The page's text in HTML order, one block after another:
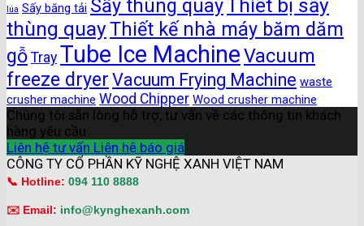
lúa Sấy băng tải Sấy thùng quayThiết bị sấy
thùng quayThiết kế nhà máy băm dăm
gỗ Tray Tube Ice MachineVacuum
freeze dryer Vacuum Frying Machine waste
crusher machine Wood Chipper Wood crusher machine
Chúng tôi sẵn lòng hỗ trợ, tư vấn về các thông tin khách
hàng yêu cầu
Liên hệ tư vấn Liên hệ báo giá
CÔNG TY CỔ PHẦN KỸ NGHỆ XANH VIỆT NAM
📞 Hotline: 094 110 8888
✉️ Email: info@kynghexanh.com